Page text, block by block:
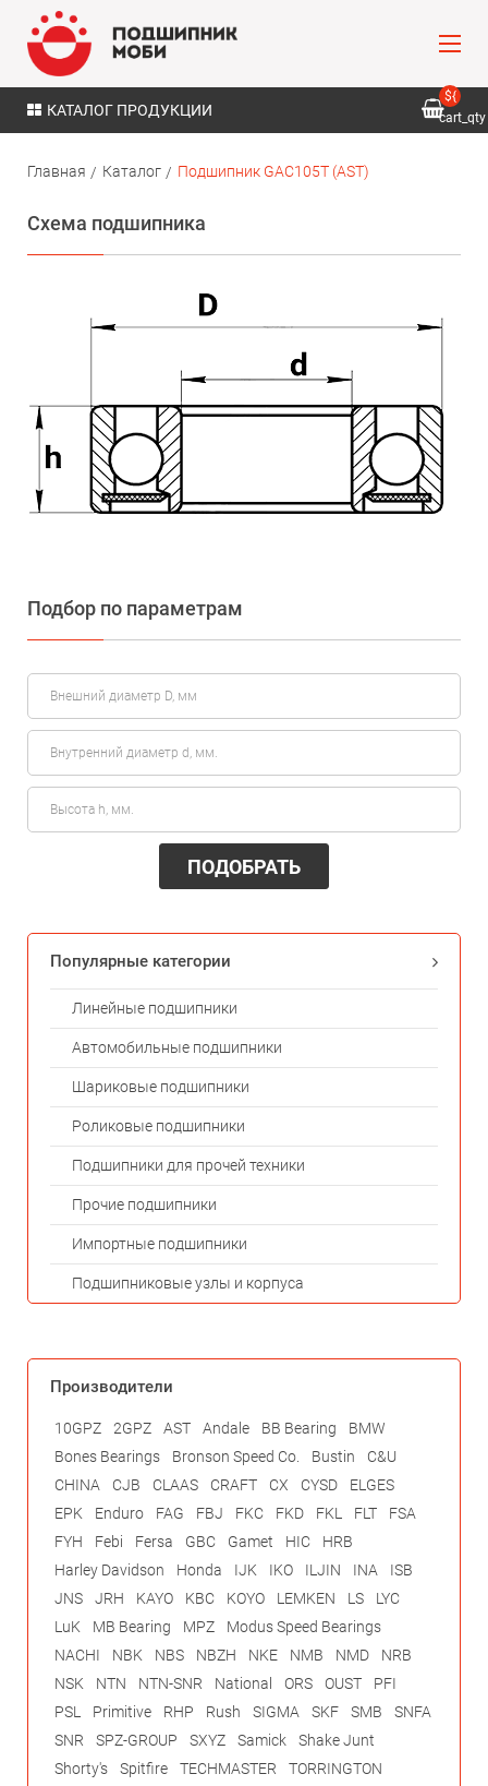
КАТАЛОГ ПРОДУКЦИИ
${
cart_qty
Главная Каталог Подшипник GAC105T (AST)
Схема подшипника
Подбор по параметрам
ПОДОБРАТЬ
Популярные категории
Линейные подшипники
Автомобильные подшипники
Шариковые подшипники
Роликовые подшипники
Подшипники для прочей техники
Прочие подшипники
Импортные подшипники
Подшипниковые узлы и корпуса
Производители
10GPZ 2GPZ AST Andale BB Bearing
BMW
Bones Bearings
Bronson Speed Co. Bustin
C&U
CHINA
CJB CLAAS CRAFT CX CYSD
ELGES
EPK
Enduro FAG FBJ FKC FKD FKL FLT
FSA
FYH
Febi Fersa GBC Gamet HIC
HRB
Harley Davidson
Honda IJK IKO ILJIN INA
ISB
JNS
JRH KAYO KBC KOYO LEMKEN LS
LYC
LuK
MB Bearing MPZ
Modus Speed Bearings
NACHI
NBK NBS NBZH NKE NMB NMD
NRB
NSK
NTN NTN-SNR National ORS OUST
PFI
PSL
Primitive RHP Rush SIGMA SKF SMB
SNFA
SNR
SPZ-GROUP SXYZ Samick
Shake Junt
Shorty's
Spitfire TECHMASTER
TORRINGTON